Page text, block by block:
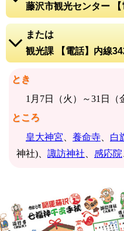
藤沢市観光センター
電話をかける【電話】
藤沢市観光センターホ
または
観光課 【電話】内線
電話をかける【電話】内
観光課ホームページ
地図を表示
とき
1月7日（火）～31日（
ところ
皇大神宮
養命寺 白
神社)、 諏訪神社 感応院